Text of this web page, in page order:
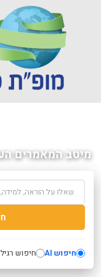
מיטב המאמרים
חיפוש AI חיפוש רגיל